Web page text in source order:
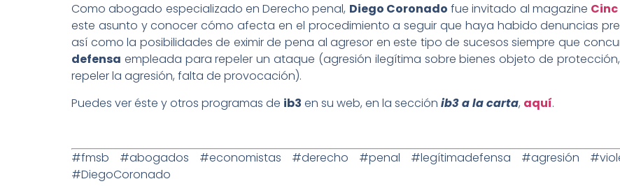
Como abogado especializado en Derecho penal, Diego Coronado fue invitado al magazine
este asunto y conocer cómo afecta en el procedimiento a seguir que haya habido denuncias
así como la posibilidades de eximir de pena al agresor en este tipo de sucesos siempre que
defensa empleada para repeler un ataque (agresión ilegítima sobre bienes objeto de
repeler la agresión, falta de provocación).
Puedes ver éste y otros programas de ib3 en su web, en la sección ib3 a la carta, aquí.
#fmsb #abogados #economistas #derecho #penal #legítimadefensa #agresión
#DiegoCoronado